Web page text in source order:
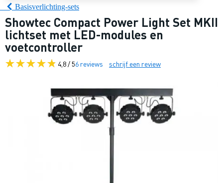
Basisverlichting-sets
Showtec Compact Power Light Set MKII
lichtset met LED-modules en
voetcontroller
4,8 / 56 reviews schrijf een review